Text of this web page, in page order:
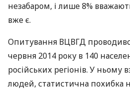
незабаром, і лише 8%
вже є.
Опитування ВЦВГД
червня 2014 року в 140
російських регіонів. У ньому
людей, статистична похибка